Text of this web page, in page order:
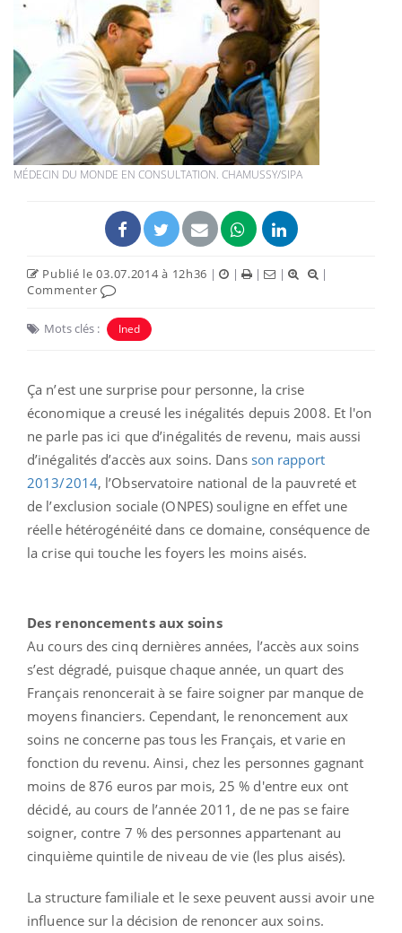
MÉDECIN DU MONDE EN CONSULTATION. CHAMUSSY/SIPA
Publié le 03.07.2014 à 12h36 | | | |
|
Commenter
Mots clés : Ined
Ça n’est une surprise pour personne, la crise
économique a creusé les inégalités depuis 2008. Et l'on
ne parle pas ici que d’inégalités de revenu, mais aussi
d’inégalités d’accès aux soins. Dans son rapport
2013/2014, l’Observatoire national de la pauvreté et
de l’exclusion sociale (ONPES) souligne en effet une
réelle hétérogénéité dans ce domaine, conséquence de
la crise qui touche les foyers les moins aisés.
Des renoncements aux soins
Au cours des cinq dernières années, l’accès aux soins
s’est dégradé, puisque chaque année, un quart des
Français renoncerait à se faire soigner par manque de
moyens financiers. Cependant, le renoncement aux
soins ne concerne pas tous les Français, et varie en
fonction du revenu. Ainsi, chez les personnes gagnant
moins de 876 euros par mois, 25 % d'entre eux ont
décidé, au cours de l’année 2011, de ne pas se faire
soigner, contre 7 % des personnes appartenant au
cinquième quintile de niveau de vie (les plus aisés).
La structure familiale et le sexe peuvent aussi avoir une
influence sur la décision de renoncer aux soins.